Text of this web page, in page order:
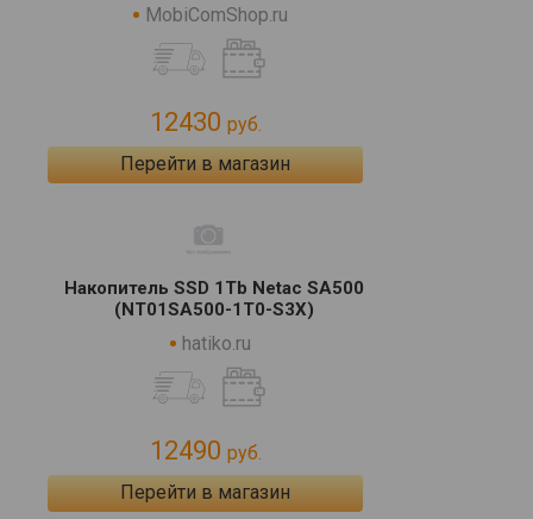
MobiComShop.ru
12430 руб.
Перейти в магазин
Накопитель SSD 1Tb Netac SA500
(NT01SA500-1T0-S3X)
hatiko.ru
12490 руб.
Перейти в магазин